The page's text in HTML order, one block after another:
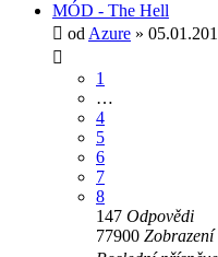
MÓD - The Hell
od Azure »
1
…
4
5
6
7
8
147 Odpovědi
77900 Zobrazení